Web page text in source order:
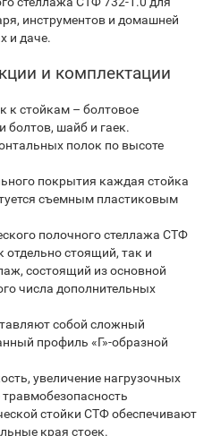
инструментов и домашней
и даче.
и комплектации
к стойкам – болтовое
болтов, шайб и гаек.
полок по высоте
покрытия каждая стойка
съемным пластиковым
полочного стеллажа СТФ
отдельно стоящий, так и
состоящий из основной
числа дополнительных
собой сложный
профиль «Г»-образной
увеличение нагрузочных
стойки СТФ обеспечивают
края стоек.